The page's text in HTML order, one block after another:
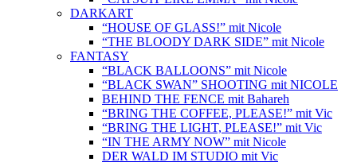
DARKART
“HOUSE OF GLASS!” mit Nicole
“THE BLOODY DARK SIDE” mit Nicole
FANTASY
“BLACK BALLOONS” mit Nicole
“BLACK SWAN” SHOOTING mit NICOLE
BEHIND THE FENCE mit Bahareh
“BRING THE COFFEE, PLEASE!” mit Vic
“BRING THE LIGHT, PLEASE!” mit Vic
“IN THE ARMY NOW” mit Nicole
DER WALD IM STUDIO mit Vic